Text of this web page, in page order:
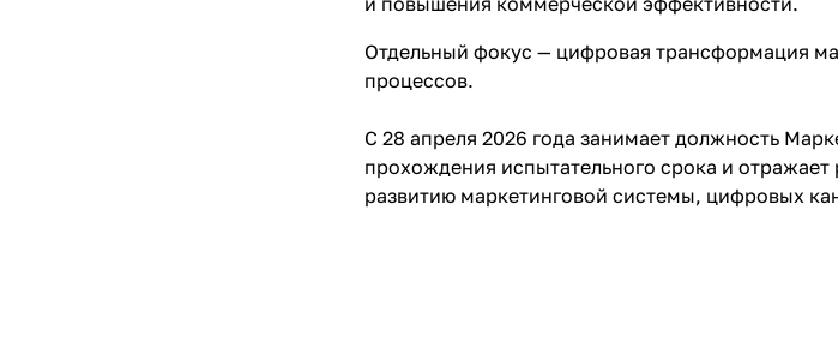
Отдельный фокус — цифровая трансформация
процессов.
С 28 апреля 2026 года занимает должность
прохождения испытательного срока и
развитию маркетинговой системы, цифровых